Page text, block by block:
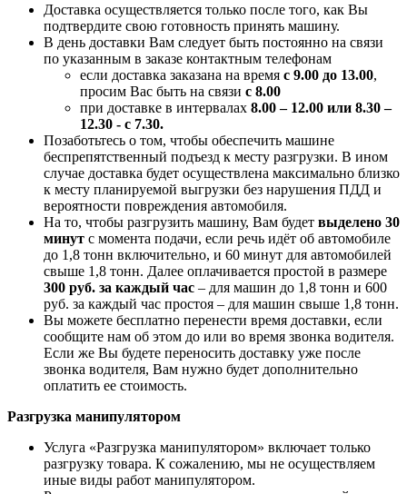
Доставка осуществляется только после того, как Вы
подтвердите свою готовность принять машину.
В день доставки Вам следует быть постоянно на связи
по указанным в заказе контактным телефонам
если доставка заказана на время с 9.00 до 13.00,
просим Вас быть на связи с 8.00
при доставке в интервалах 8.00 – 12.00 или 8.30 –
12.30 - с 7.30.
Позаботьтесь о том, чтобы обеспечить машине
беспрепятственный подъезд к месту разгрузки. В ином
случае доставка будет осуществлена максимально близко
к месту планируемой выгрузки без нарушения ПДД и
вероятности повреждения автомобиля.
На то, чтобы разгрузить машину, Вам будет выделено 30
минут с момента подачи, если речь идёт об автомобиле
до 1,8 тонн включительно, и 60 минут для автомобилей
свыше 1,8 тонн. Далее оплачивается простой в размере
300 руб. за каждый час – для машин до 1,8 тонн и 600
руб. за каждый час простоя – для машин свыше 1,8 тонн.
Вы можете бесплатно перенести время доставки, если
сообщите нам об этом до или во время звонка водителя.
Если же Вы будете переносить доставку уже после
звонка водителя, Вам нужно будет дополнительно
оплатить ее стоимость.
Разгрузка манипулятором
Услуга «Разгрузка манипулятором» включает только
разгрузку товара. К сожалению, мы не осуществляем
иные виды работ манипулятором.